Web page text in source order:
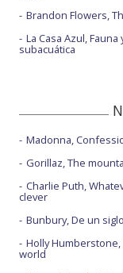
Brandon Flowers,
La Casa Azul, Fauna
subacuática
Madonna,
Gorillaz, The
Charlie Puth,
clever
Bunbury, De un
Holly Humberstone,
world